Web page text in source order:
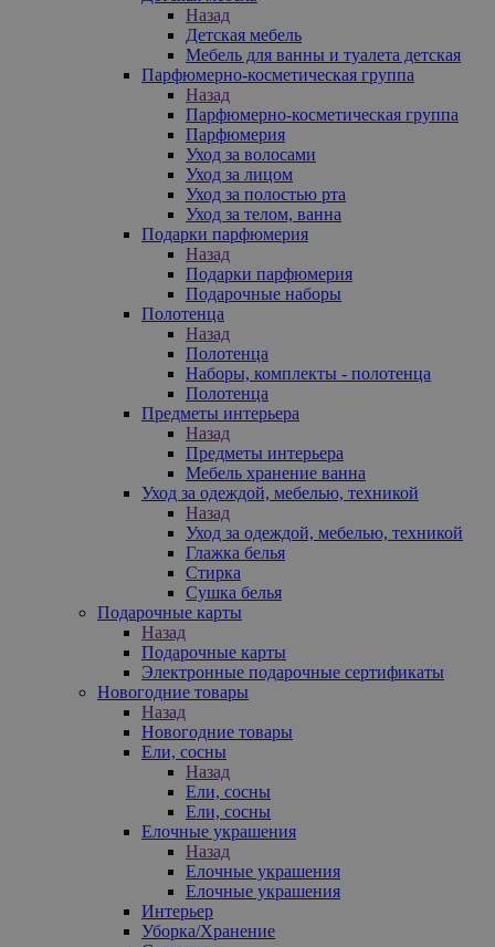
Назад
Детская мебель
Мебель для ванны и туалета детская
Парфюмерно-косметическая группа
Назад
Парфюмерно-косметическая группа
Парфюмерия
Уход за волосами
Уход за лицом
Уход за полостью рта
Уход за телом, ванна
Подарки парфюмерия
Назад
Подарки парфюмерия
Подарочные наборы
Полотенца
Назад
Полотенца
Наборы, комплекты - полотенца
Полотенца
Предметы интерьера
Назад
Предметы интерьера
Мебель хранение ванна
Уход за одеждой, мебелью, техникой
Назад
Уход за одеждой, мебелью, техникой
Глажка белья
Стирка
Сушка белья
Подарочные карты
Назад
Подарочные карты
Электронные подарочные сертификаты
Новогодние товары
Назад
Новогодние товары
Ели, сосны
Назад
Ели, сосны
Ели, сосны
Елочные украшения
Назад
Елочные украшения
Елочные украшения
Интерьер
Уборка/Хранение